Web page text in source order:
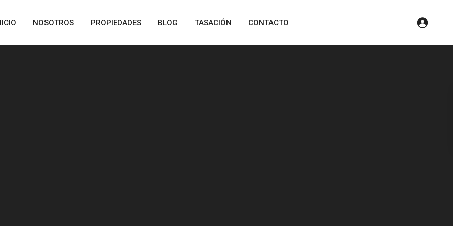
NOSOTROS PROPIEDADES BLOG TASACIÓN CONTACTO